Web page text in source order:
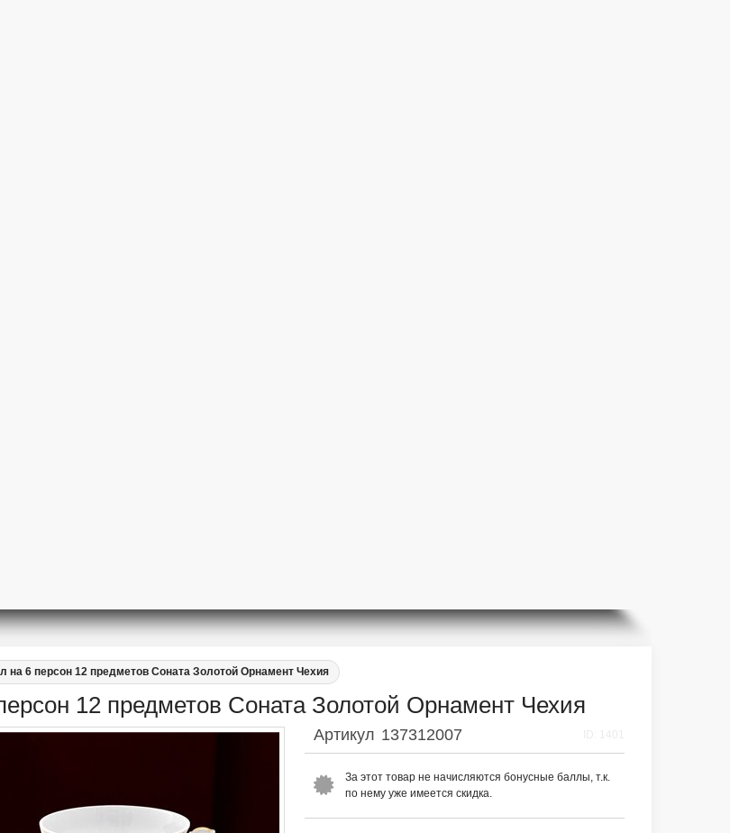
на 6 персон 12 предметов Соната Золотой Орнамент Чехия
12 предметов Соната Золотой Орнамент Чехия
Артикул 137312007
За этот товар не начисляются бонусные баллы, т.к.
по нему уже имеется скидка.